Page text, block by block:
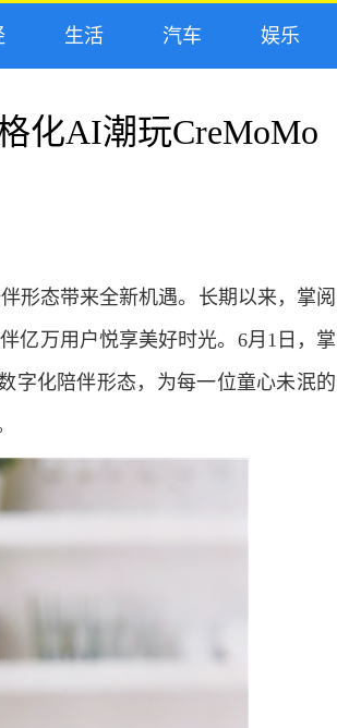
生活 汽车 娱乐
化AI潮玩CreMoMo
形态带来全新机遇。长期以来，掌阅
亿万用户悦享美好时光。6月1日，掌
字化陪伴形态，为每一位童心未泯的